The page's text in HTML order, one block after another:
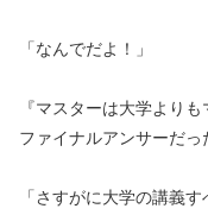
「なんでだよ！」
『マスターは大学より
ファイナルアンサーだっ
「さすがに大学の講義